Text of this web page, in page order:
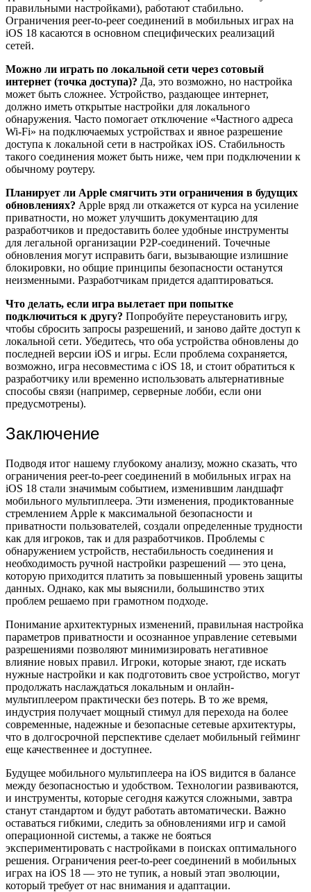
правильными настройками), работают стабильно.
Ограничения peer-to-peer соединений в мобильных играх на
iOS 18 касаются в основном специфических реализаций
сетей.
Можно ли играть по локальной сети через сотовый
интернет (точка доступа)? Да, это возможно, но настройка
может быть сложнее. Устройство, раздающее интернет,
должно иметь открытые настройки для локального
обнаружения. Часто помогает отключение «Частного адреса
Wi-Fi» на подключаемых устройствах и явное разрешение
доступа к локальной сети в настройках iOS. Стабильность
такого соединения может быть ниже, чем при подключении к
обычному роутеру.
Планирует ли Apple смягчить эти ограничения в будущих
обновлениях? Apple вряд ли откажется от курса на усиление
приватности, но может улучшить документацию для
разработчиков и предоставить более удобные инструменты
для легальной организации P2P-соединений. Точечные
обновления могут исправить баги, вызывающие излишние
блокировки, но общие принципы безопасности останутся
неизменными. Разработчикам придется адаптироваться.
Что делать, если игра вылетает при попытке
подключиться к другу? Попробуйте переустановить игру,
чтобы сбросить запросы разрешений, и заново дайте доступ к
локальной сети. Убедитесь, что оба устройства обновлены до
последней версии iOS и игры. Если проблема сохраняется,
возможно, игра несовместима с iOS 18, и стоит обратиться к
разработчику или временно использовать альтернативные
способы связи (например, серверные лобби, если они
предусмотрены).
Заключение
Подводя итог нашему глубокому анализу, можно сказать, что
ограничения peer-to-peer соединений в мобильных играх на
iOS 18 стали значимым событием, изменившим ландшафт
мобильного мультиплеера. Эти изменения, продиктованные
стремлением Apple к максимальной безопасности и
приватности пользователей, создали определенные трудности
как для игроков, так и для разработчиков. Проблемы с
обнаружением устройств, нестабильность соединения и
необходимость ручной настройки разрешений — это цена,
которую приходится платить за повышенный уровень защиты
данных. Однако, как мы выяснили, большинство этих
проблем решаемо при грамотном подходе.
Понимание архитектурных изменений, правильная настройка
параметров приватности и осознанное управление сетевыми
разрешениями позволяют минимизировать негативное
влияние новых правил. Игроки, которые знают, где искать
нужные настройки и как подготовить свое устройство, могут
продолжать наслаждаться локальным и онлайн-
мультиплеером практически без потерь. В то же время,
индустрия получает мощный стимул для перехода на более
современные, надежные и безопасные сетевые архитектуры,
что в долгосрочной перспективе сделает мобильный гейминг
еще качественнее и доступнее.
Будущее мобильного мультиплеера на iOS видится в балансе
между безопасностью и удобством. Технологии развиваются,
и инструменты, которые сегодня кажутся сложными, завтра
станут стандартом и будут работать автоматически. Важно
оставаться гибкими, следить за обновлениями игр и самой
операционной системы, а также не бояться
экспериментировать с настройками в поисках оптимального
решения. Ограничения peer-to-peer соединений в мобильных
играх на iOS 18 — это не тупик, а новый этап эволюции,
который требует от нас внимания и адаптации.